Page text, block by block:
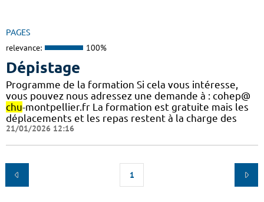
PAGES
relevance: 100%
Dépistage
Programme de la formation Si cela vous intéresse,
vous pouvez nous adressez une demande à : cohep@
chu-montpellier.fr La formation est gratuite mais les
déplacements et les repas restent à la charge des
21/01/2026 12:16
1